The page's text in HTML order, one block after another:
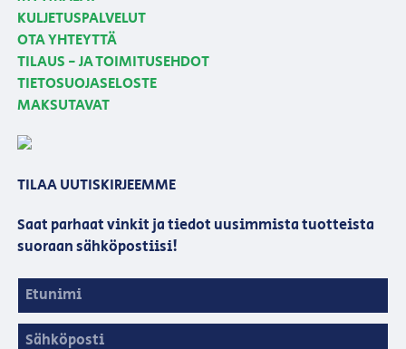
KULJETUSPALVELUT
OTA YHTEYTTÄ
TILAUS - JA TOIMITUSEHDOT
TIETOSUOJASELOSTE
MAKSUTAVAT
TILAA UUTISKIRJEEMME
Saat parhaat vinkit ja tiedot uusimmista tuotteista
suoraan sähköpostiisi!